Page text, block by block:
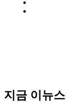
지금 이뉴스